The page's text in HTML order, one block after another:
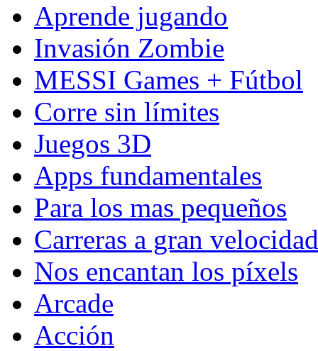
Aprende jugando
Invasión Zombie
MESSI Games + Fútbol
Corre sin límites
Juegos 3D
Apps fundamentales
Para los mas pequeños
Carreras a gran velocidad
Nos encantan los píxels
Arcade
Acción